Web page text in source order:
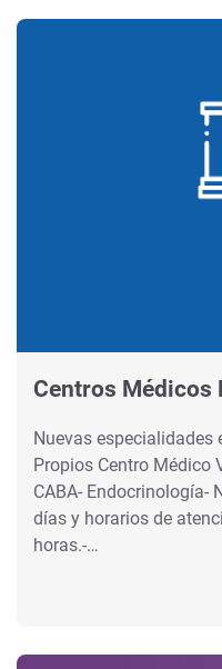
Centros Médicos
Nuevas especialidades
Propios Centro Médico
CABA- Endocrinología-
días y horarios de
horas.-…